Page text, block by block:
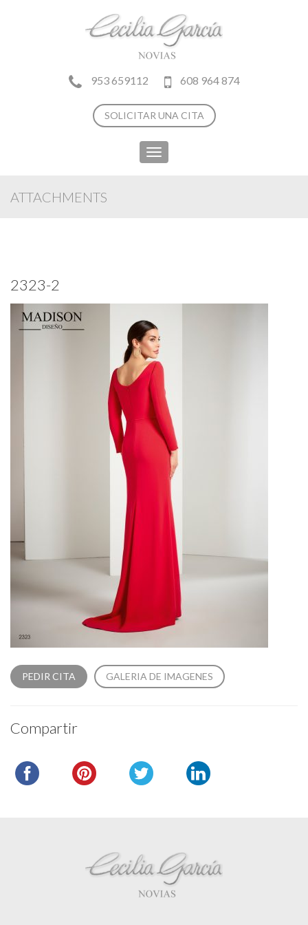
953 659112 608 964 874
SOLICITAR UNA CITA
Toggle
navigation
ATTACHMENTS
2323-2
PEDIR CITA GALERIA DE IMAGENES
Compartir